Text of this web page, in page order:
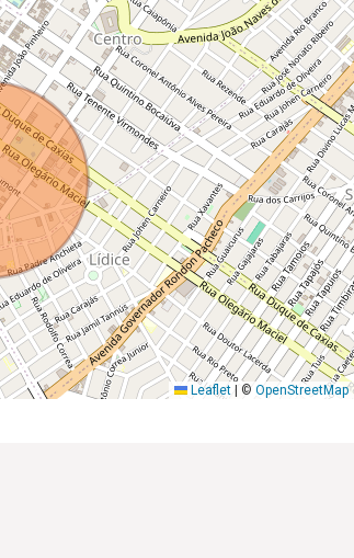
Leaflet | © OpenStreetMap